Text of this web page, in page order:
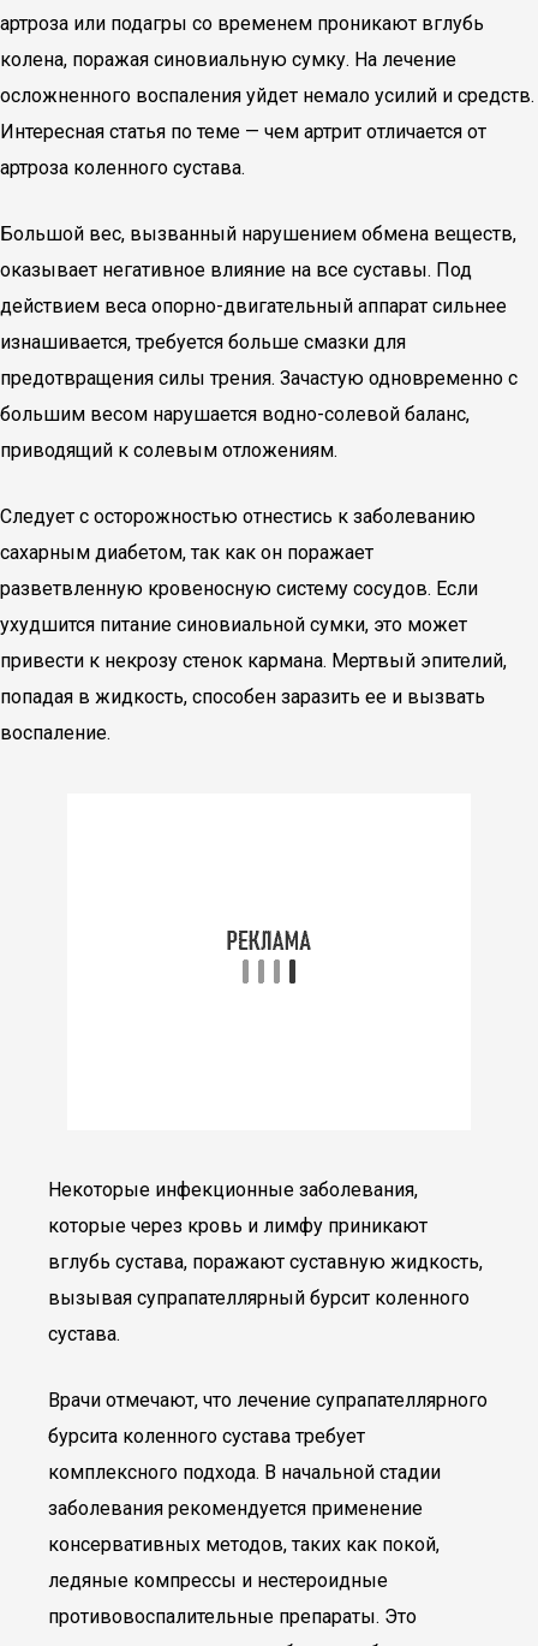
артроза или подагры со временем проникают вглубь
колена, поражая синовиальную сумку. На лечение
осложненного воспаления уйдет немало усилий и средств.
Интересная статья по теме — чем артрит отличается от
артроза коленного сустава.
Большой вес, вызванный нарушением обмена веществ,
оказывает негативное влияние на все суставы. Под
действием веса опорно-двигательный аппарат сильнее
изнашивается, требуется больше смазки для
предотвращения силы трения. Зачастую одновременно с
большим весом нарушается водно-солевой баланс,
приводящий к солевым отложениям.
Следует с осторожностью отнестись к заболеванию
сахарным диабетом, так как он поражает
разветвленную кровеносную систему сосудов. Если
ухудшится питание синовиальной сумки, это может
привести к некрозу стенок кармана. Мертвый эпителий,
попадая в жидкость, способен заразить ее и вызвать
воспаление.
Некоторые инфекционные заболевания,
которые через кровь и лимфу приникают
вглубь сустава, поражают суставную жидкость,
вызывая супрапателлярный бурсит коленного
сустава.
Врачи отмечают, что лечение супрапателлярного
бурсита коленного сустава требует
комплексного подхода. В начальной стадии
заболевания рекомендуется применение
консервативных методов, таких как покой,
ледяные компрессы и нестероидные
противовоспалительные препараты. Это